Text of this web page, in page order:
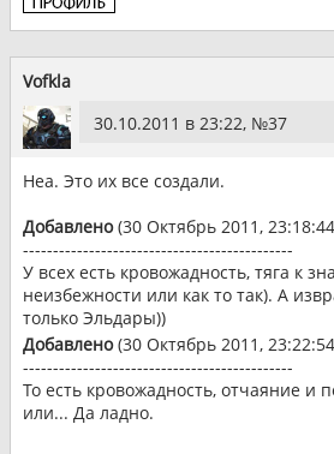
Vofkla
30.10.2011 в 23:22, №37
Неа. Это их все создали.
Добавлено(30 Октябрь 2011,
---------------------------------------------
У всех есть кровожадность, тяга к
неизбежности или как то так). А
только Эльдары))
Добавлено(30 Октябрь 2011,
---------------------------------------------
То есть кровожадность, отчаяние и
или... Да ладно.